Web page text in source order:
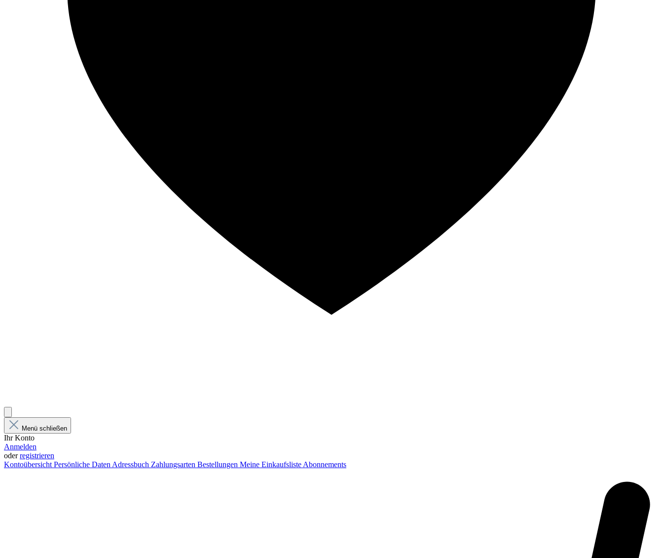
Menü schließen
Ihr Konto
Anmelden
oderregistrieren
KontoübersichtPersönliche DatenAdressbuch Zahlungsarten Bestellungen Meine EinkaufslisteAbonnements